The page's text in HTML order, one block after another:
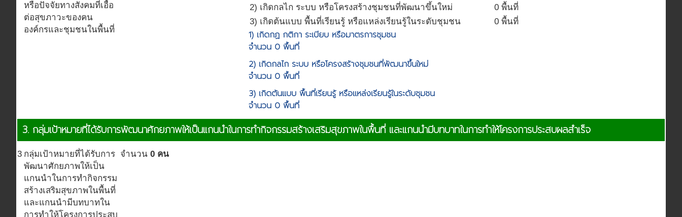
หรือปัจจัยทางสังคมที่เอื้อ
ต่อสุขภาวะของคน
องค์กรและชุมชนในพื้นที่
2) เกิดกลไก ระบบ หรือโครงสร้างชุมชนที่พัฒนาขึ้นใหม่
0 พื้นที่
3) เกิดต้นแบบ พื้นที่เรียนรู้ หรือแหล่งเรียนรู้ในระดับชุมชน
0 พื้นที่
1) เกิดกฏ กติกา ระเบียบ หรือมาตรการชุมชน
จำนวน 0 พื้นที่
2) เกิดกลไก ระบบ หรือโครงสร้างชุมชนที่พัฒนาขึ้นใหม่
จำนวน 0 พื้นที่
3) เกิดต้นแบบ พื้นที่เรียนรู้ หรือแหล่งเรียนรู้ในระดับชุมชน
จำนวน 0 พื้นที่
3. กลุ่มเป้าหมายที่ได้รับการพัฒนาศักยภาพให้เป็นแกนนำในการทำกิจกรรมสร้างเสริมสุขภาพในพื้นที่ และแกนนำมีบทบาทในการทำให้โครงการประสบผลสำเร็จ
3 กลุ่มเป้าหมายที่ได้รับการ
พัฒนาศักยภาพให้เป็น
แกนนำในการทำกิจกรรม
สร้างเสริมสุขภาพในพื้นที่
และแกนนำมีบทบาทใน
การทำให้โครงการประสบ
จำนวน 0 คน